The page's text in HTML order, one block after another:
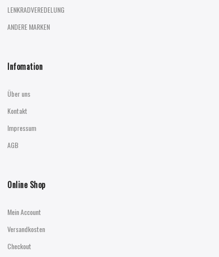
LENKRADVEREDELUNG
ANDERE MARKEN
Infomation
Über uns
Kontakt
Impressum
AGB
Online Shop
Mein Account
Versandkosten
Checkout